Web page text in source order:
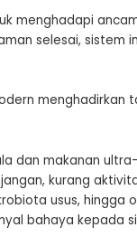
menghadapi
selesai, sistem
menghadirkan
dan makanan
kurang
usus, hingga
bahaya kepada